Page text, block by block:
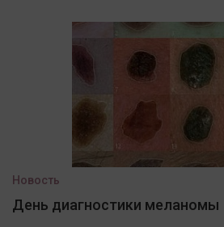
Новость
День диагностики меланомы